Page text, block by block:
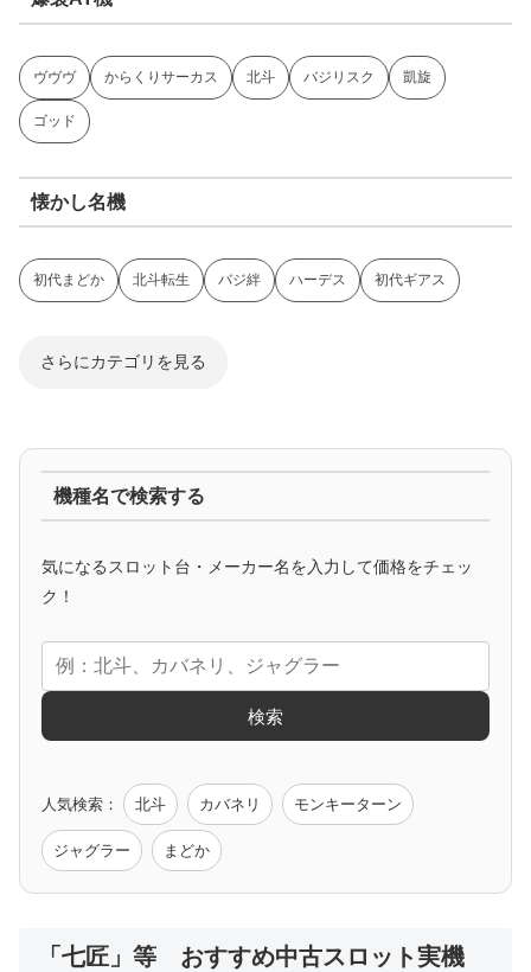
ヴヴヴ からくりサーカス 北斗 バジリスク 凱旋
ゴッド
懐かし名機
初代まどか 北斗転生 バジ絆 ハーデス 初代ギアス
さらにカテゴリを見る
マイジャグ ファンキー アイム ゴージャグ ハッピー
アニメタイアップ
エヴァ コードギアス 化物語 炎炎ノ消防隊
モンハン バイオ ペルソナ
機種名で検索する
気になるスロット台・メーカー名を入力して価格をチェッ
ク！
検索
人気検索： 北斗 カバネリ モンキーターン
ジャグラー まどか
「七匠」等 おすすめ中古スロット実機